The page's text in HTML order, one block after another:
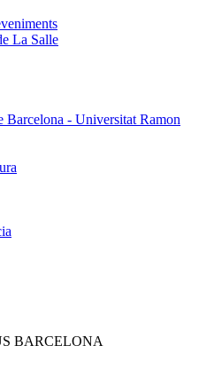
La Salle
Barcelona - Universitat Ramon
BARCELONA